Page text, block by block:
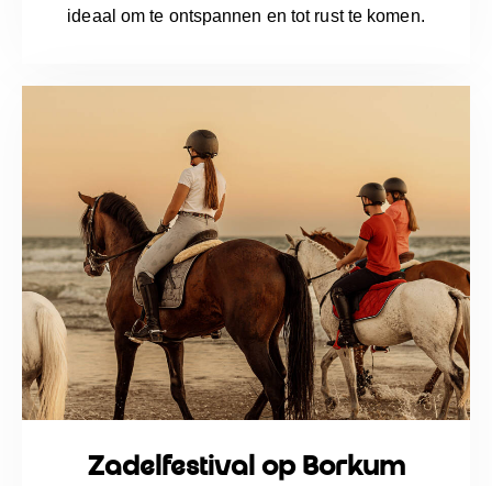
ideaal om te ontspannen en tot rust te komen.
Zadelfestival op Borkum